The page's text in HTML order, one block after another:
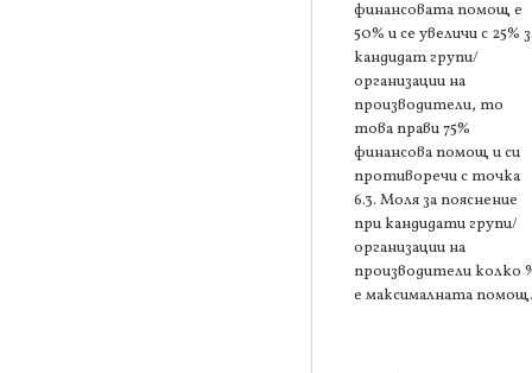
финансовата помощ е
50% и се увеличи с 25%
кандидат групи/
организации на
производители, то
това прави 75%
финансова помощ и си
противоречи с точка
6.3. Моля за пояснение
при кандидати групи/
организации на
производители колко
е максималната помощ.